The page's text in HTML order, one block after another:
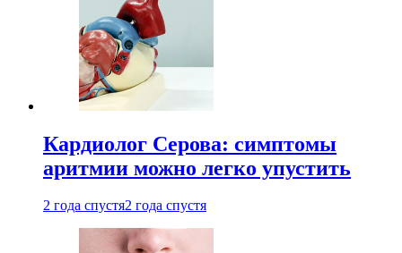
Кардиолог Серова: симптомы
аритмии можно легко упустить
2 года спустя2 года спустя